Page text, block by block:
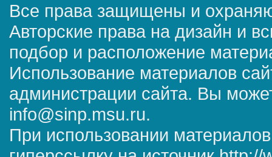
Все права защищены и
Авторские права на дизайн и
подбор и расположение
Использование материалов
администрации сайта. Вы
info@sinp.msu.ru.
При использовании